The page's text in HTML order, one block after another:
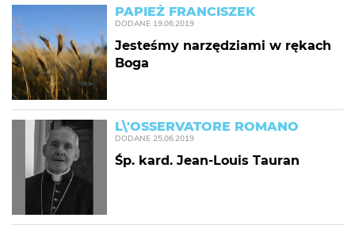
PAPIEŻ FRANCISZEK
DODANE 19.06.2019
Jesteśmy narzędziami w rękach
Boga
L\'OSSERVATORE ROMANO
DODANE 25.06.2019
Śp. kard. Jean-Louis Tauran